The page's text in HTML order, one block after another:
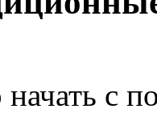
с